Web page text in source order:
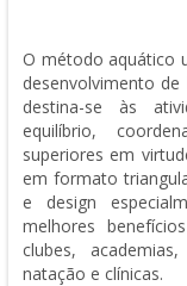
O método aquático
desenvolvimento
destina-se às
equilíbrio,
superiores em
em formato
e design
melhores
clubes,
natação e clínicas.